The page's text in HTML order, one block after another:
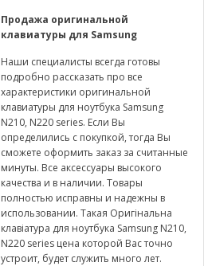
Продажа оригинальной
клавиатуры для Samsung
Наши специалисты всегда готовы
подробно рассказать про все
характеристики оригинальной
клавиатуры для ноутбука Samsung
N210, N220 series. Если Вы
определились с покупкой, тогда Вы
сможете оформить заказ за считанные
минуты. Все аксессуары высокого
качества и в наличии. Товары
полностью исправны и надежны в
использовании. Такая Оригінальна
клавіатура для ноутбука Samsung N210,
N220 series цена которой Вас точно
устроит, будет служить много лет.